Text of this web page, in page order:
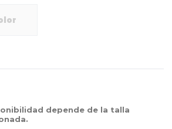
depende de la talla